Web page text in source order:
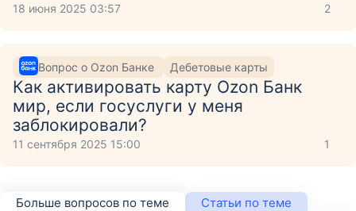
18 июня 2025 03:57 2
Вопрос о Ozon Банке Дебетовые карты
Как активировать карту Ozon Банк
мир, если госуслуги у меня
заблокировали?
11 сентября 2025 15:00 1
Больше вопросов по теме Статьи по теме